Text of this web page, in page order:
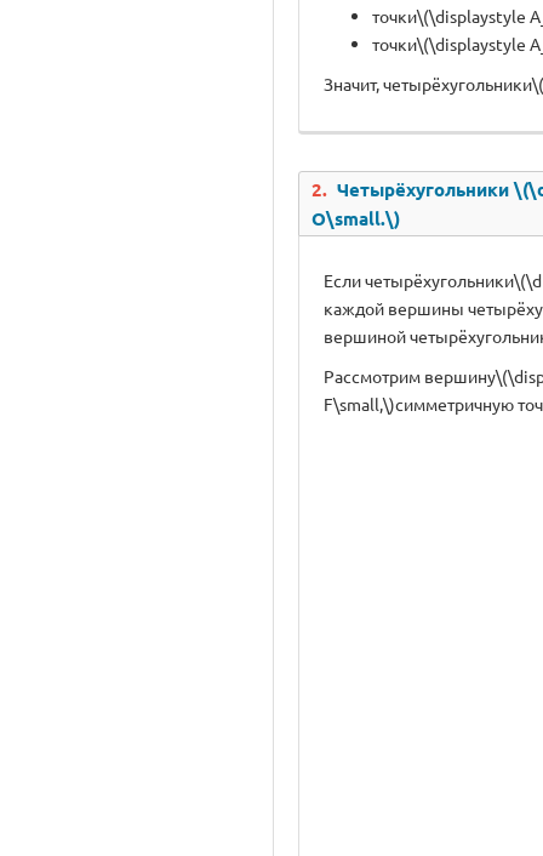
точки\(\displaystyle
точки\(\displaystyle
Значит,
2. Четырёхугольники
O\small.\)
Если
каждой вершины
вершиной
Рассмотрим
F\small,\)симметричную